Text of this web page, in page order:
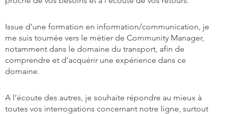
Issue d’une formation en information/communication, je
me suis tournée vers le métier de Community Manager,
notamment dans le domaine du transport, afin de
comprendre et d’acquérir une expérience dans ce
domaine.
A l’écoute des autres, je souhaite répondre au mieux à
toutes vos interrogations concernant notre ligne, surtout